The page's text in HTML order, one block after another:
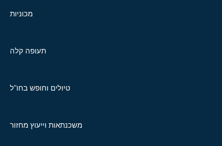
מכוניות
תעופה קלה
טיולים וחופש בחו"ל
משכנתאות וייעוץ מחזור